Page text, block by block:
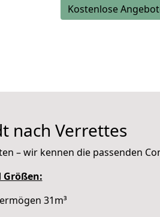
Kostenlose
nach Verrettes
– wir kennen die passenden
31m³